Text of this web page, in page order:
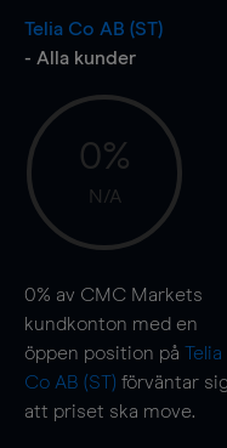
Telia Co AB (ST)
- Alla kunder
0%
N/A
0% av CMC Markets
kundkonton med en
öppen position på Telia
Co AB (ST) förväntar
att priset ska move.